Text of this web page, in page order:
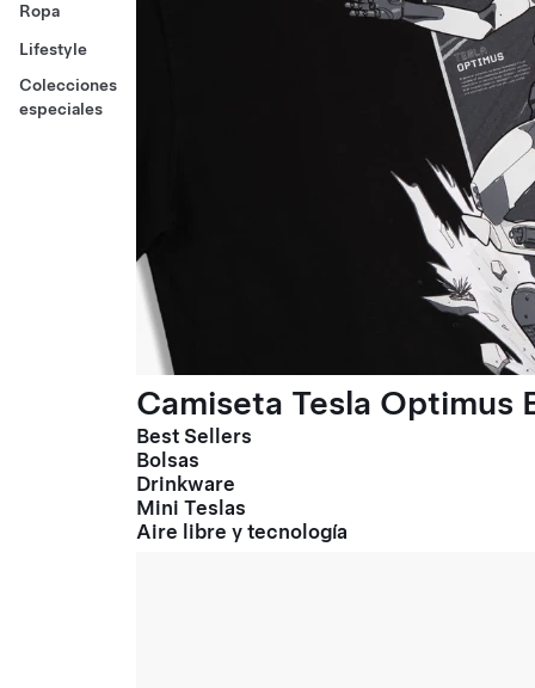
Ropa
Lifestyle
Colecciones
especiales
Camiseta Tesla Optimus
Best Sellers
Bolsas
Drinkware
Mini Teslas
Aire libre y tecnología